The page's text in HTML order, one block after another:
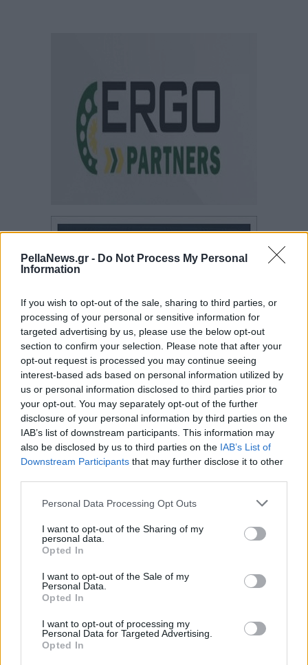
PellaNews.gr - Do Not Process My Personal
Information
If you wish to opt-out of the sale, sharing to third parties, or
processing of your personal or sensitive information for
targeted advertising by us, please use the below opt-out
section to confirm your selection. Please note that after your
opt-out request is processed you may continue seeing
interest-based ads based on personal information utilized by
us or personal information disclosed to third parties prior to
your opt-out. You may separately opt-out of the further
disclosure of your personal information by third parties on the
IAB’s list of downstream participants. This information may
also be disclosed by us to third parties on the IAB’s List of
Downstream Participants that may further disclose it to other
Personal Data Processing Opt Outs
I want to opt-out of the Sharing of my
personal data.
Opted In
I want to opt-out of the Sale of my
Personal Data.
Opted In
I want to opt-out of processing my
Personal Data for Targeted Advertising.
Opted In